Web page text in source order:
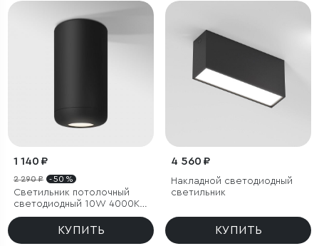
1 140 ₽
2 290 ₽ - 50 %
Светильник потолочный
светодиодный 10W 4000K
чёрный
КУПИТЬ
4 560 ₽
Накладной светодиодный
светильник
КУПИТЬ